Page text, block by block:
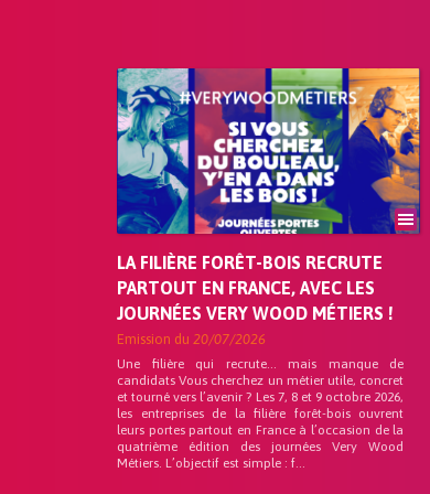
LA FILIÈRE FORÊT-BOIS RECRUTE
PARTOUT EN FRANCE, AVEC LES
JOURNÉES VERY WOOD MÉTIERS !
Emission du 20/07/2026
Une filière qui recrute… mais manque de
candidats Vous cherchez un métier utile, concret
et tourné vers l’avenir ? Les 7, 8 et 9 octobre 2026,
les entreprises de la filière forêt-bois ouvrent
leurs portes partout en France à l’occasion de la
quatrième édition des journées Very Wood
Métiers. L’objectif est simple : f...